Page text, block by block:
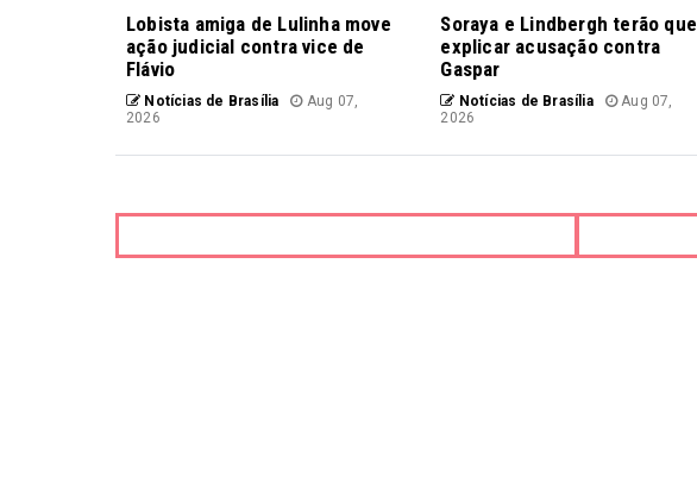
Lobista amiga de Lulinha move
ação judicial contra vice de
Flávio
Notícias de Brasília
Aug 07,
2026
Soraya e Lindbergh terão que
explicar acusação contra
Gaspar
Notícias de Brasília
Aug 07,
2026